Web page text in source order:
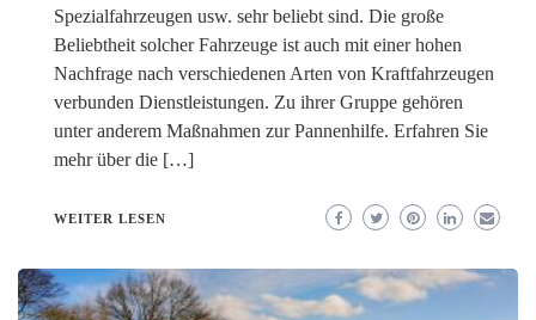
Spezialfahrzeugen usw. sehr beliebt sind. Die große
Beliebtheit solcher Fahrzeuge ist auch mit einer hohen
Nachfrage nach verschiedenen Arten von Kraftfahrzeugen
verbunden Dienstleistungen. Zu ihrer Gruppe gehören
unter anderem Maßnahmen zur Pannenhilfe. Erfahren Sie
mehr über die […]
WEITER LESEN